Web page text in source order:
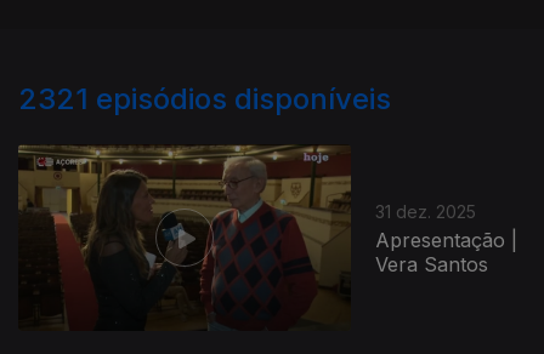
2321 episódios disponíveis
31 dez. 2025
Apresentação |
Vera Santos